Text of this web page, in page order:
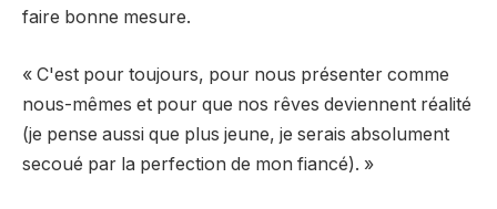
faire bonne mesure.
« C'est pour toujours, pour nous présenter comme
nous-mêmes et pour que nos rêves deviennent réalité
(je pense aussi que plus jeune, je serais absolument
secoué par la perfection de mon fiancé). »